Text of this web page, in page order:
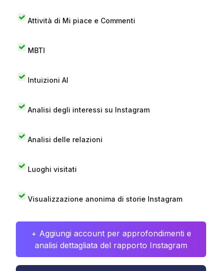
Attività di Mi piace e Commenti
MBTI
Intuizioni AI
Analisi degli interessi su Instagram
Analisi delle relazioni
Luoghi visitati
Visualizzazione anonima di storie Instagram
+ Aggiungi account per approfondimenti e
analisi dettagliata del rapporto Instagram